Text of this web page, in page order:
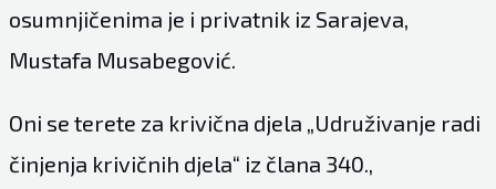
osumnjičenima je i privatnik iz Sarajeva,
Mustafa Musabegović.
Oni se terete za krivična djela „Udruživanje radi
činjenja krivičnih djela“ iz člana 340.,